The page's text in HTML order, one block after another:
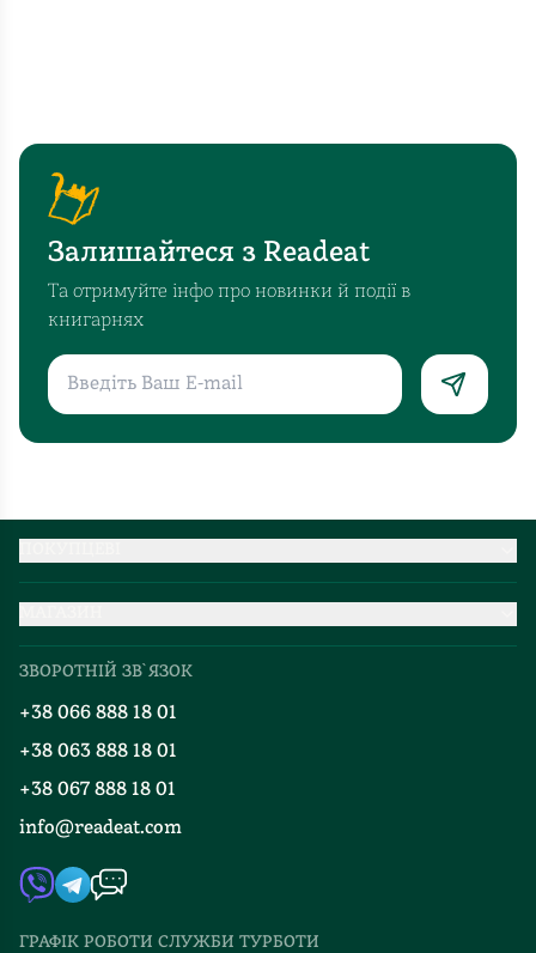
Залишайтеся з Readeat
Та отримуйте інфо про новинки й події в
книгарнях
Добірки
Блог
Події
Книгарні
Контакти
Автори
Видавництва
Відгуки та оцінка RDT
ЗВОРОТНІЙ ЗВ`ЯЗОК
+38 066 888 18 01
+38 063 888 18 01
+38 067 888 18 01
info@readeat.com
ГРАФІК РОБОТИ СЛУЖБИ ТУРБОТИ